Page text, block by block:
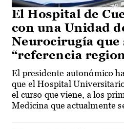
El Hospital de
con una Unidad
Neurocirugía que
“referencia
El presidente autonómico
que el Hospital
el curso que viene, a los
Medicina que actualmente